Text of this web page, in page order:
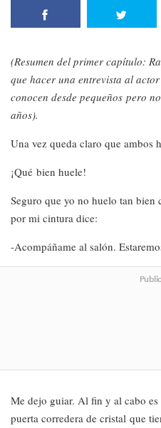
(Resumen del primer capítulo:
que hacer una entrevista al
conocen desde pequeños pero
años).
Una vez queda claro que ambos
¡Qué bien huele!
Seguro que yo no huelo tan bien
por mi cintura dice:
-Acompáñame al salón.
Me dejo guiar. Al fin y al cabo es
puerta corredera de cristal que